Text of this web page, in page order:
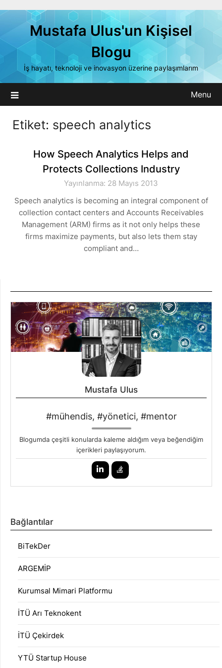
Mustafa Ulus'un Kişisel
Blogu
İş hayatı, teknoloji ve inovasyon üzerine paylaşımlarım
Menu
Etiket: speech analytics
How Speech Analytics Helps and
Protects Collections Industry
Yayınlanma: 28 Mayıs 2013
Speech analytics is becoming an integral component of
collection contact centers and Accounts Receivables
Management (ARM) firms as it not only helps these
firms maximize payments, but also lets them stay
compliant and…
Mustafa Ulus
#mühendis, #yönetici, #mentor
Blogumda çeşitli konularda kaleme aldığım veya beğendiğim
içerikleri paylaşıyorum.
Bağlantılar
BiTekDer
ARGEMİP
Kurumsal Mimari Platformu
İTÜ Arı Teknokent
İTÜ Çekirdek
YTÜ Startup House